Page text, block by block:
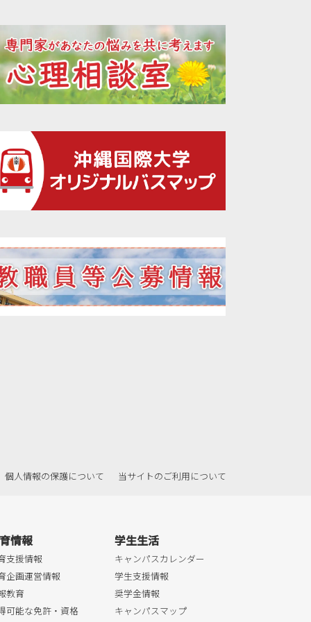
個人情報の保護について 当サイトのご利用について
情報
支援情報
企画運営情報
教育
可能な免許・資格
学生生活
キャンパスカレンダー
学生支援情報
奨学金情報
キャンパスマップ